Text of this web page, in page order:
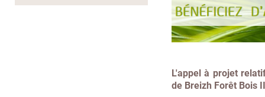
L'appel à projet
de Breizh Forêt Bois